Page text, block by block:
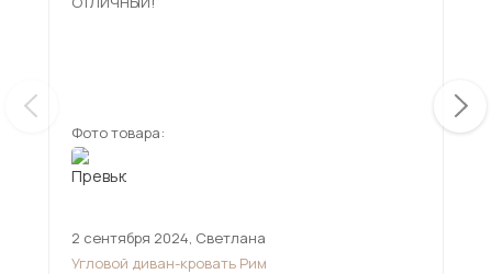
Фото товара:
2 сентября 2024, Светлана
Угловой диван-кровать Рим